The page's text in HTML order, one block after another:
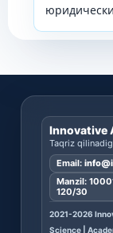
Innovative
Taqriz
Email:
Manzil:
120/30
2021-2026
Science |